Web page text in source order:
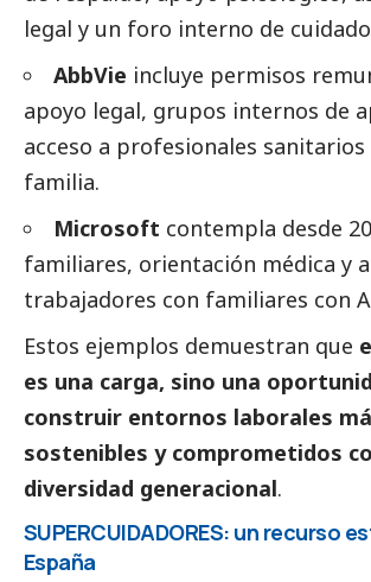
legal y un foro interno de
AbbVie incluye permisos
apoyo legal, grupos internos de
acceso a profesionales
familia.
Microsoft contempla desde
familiares, orientación médica y
trabajadores con familiares con
Estos ejemplos demuestran que
es una carga, sino una
construir entornos laborales
sostenibles y comprometidos
diversidad generacional.
SUPERCUIDADORES: un recurso
España